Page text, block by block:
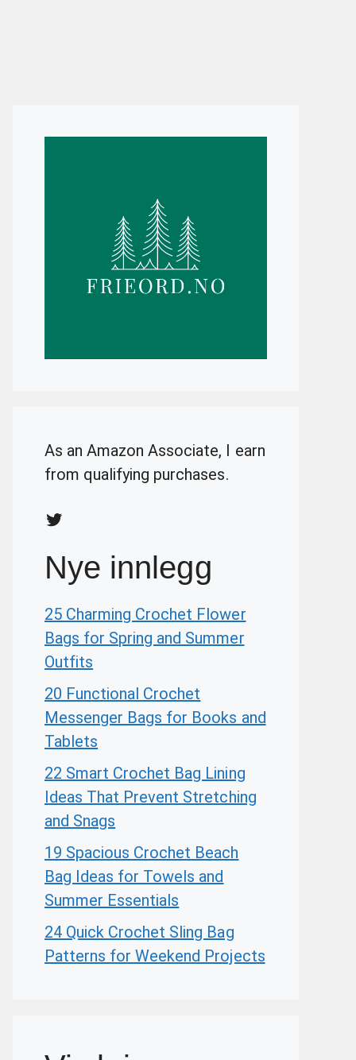
As an Amazon Associate, I earn
from qualifying purchases.
Twitter
Nye innlegg
25 Charming Crochet Flower
Bags for Spring and Summer
Outfits
20 Functional Crochet
Messenger Bags for Books and
Tablets
22 Smart Crochet Bag Lining
Ideas That Prevent Stretching
and Snags
19 Spacious Crochet Beach
Bag Ideas for Towels and
Summer Essentials
24 Quick Crochet Sling Bag
Patterns for Weekend Projects